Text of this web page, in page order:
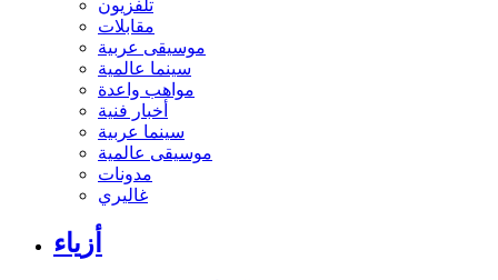
تلفزيون
مقابلات
موسيقى عربية
سينما عالمية
مواهب واعدة
أخبار فنية
سينما عربية
موسيقى عالمية
مدونات
غاليري
أزياء